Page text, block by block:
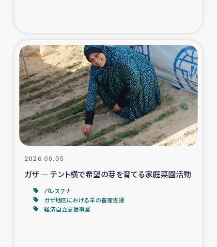
2026.06.05
ガザ ― テント横で希望の芽を育てる家庭菜園活動
パレスチナ
ガザ地区における羊の畜産支援
経済自立支援事業